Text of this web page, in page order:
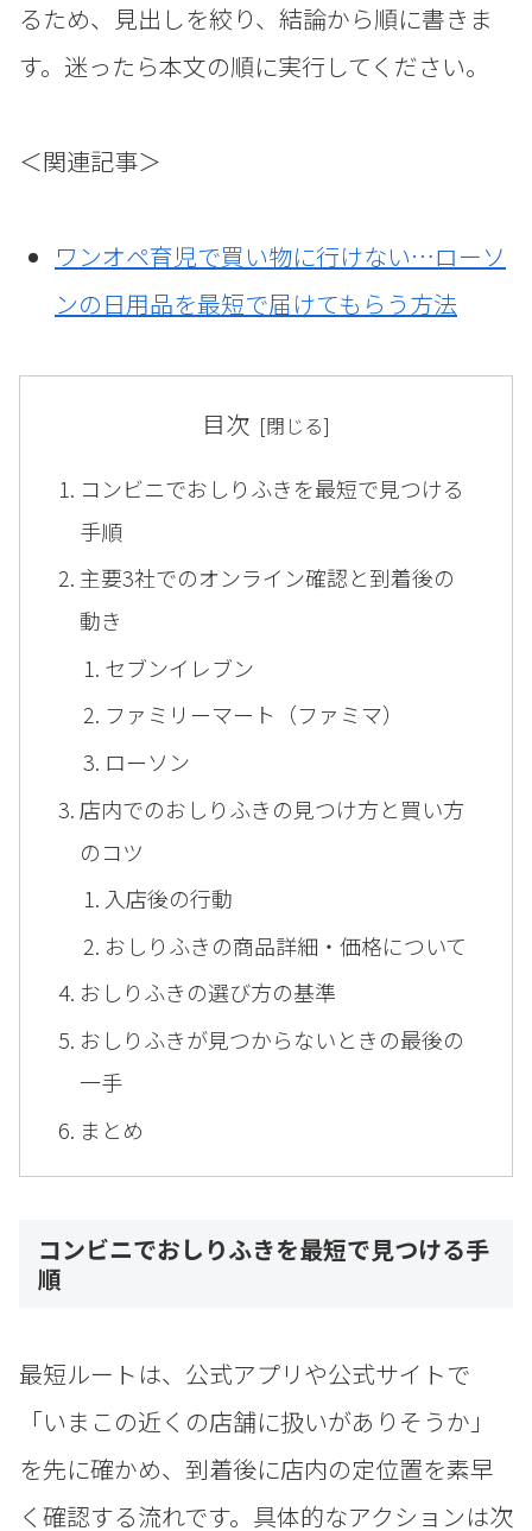
るため、見出しを絞り、結論から順に書きま
す。迷ったら本文の順に実行してください。
＜関連記事＞
ワンオペ育児で買い物に行けない…ローソ
ンの日用品を最短で届けてもらう方法
目次
コンビニでおしりふきを最短で見つける
手順
主要3社でのオンライン確認と到着後の
動き
セブンイレブン
ファミリーマート（ファミマ）
ローソン
店内でのおしりふきの見つけ方と買い方
のコツ
入店後の行動
おしりふきの商品詳細・価格について
おしりふきの選び方の基準
おしりふきが見つからないときの最後の
一手
まとめ
コンビニでおしりふきを最短で見つける手
順
最短ルートは、公式アプリや公式サイトで
「いまこの近くの店舗に扱いがありそうか」
を先に確かめ、到着後に店内の定位置を素早
く確認する流れです。具体的なアクションは次